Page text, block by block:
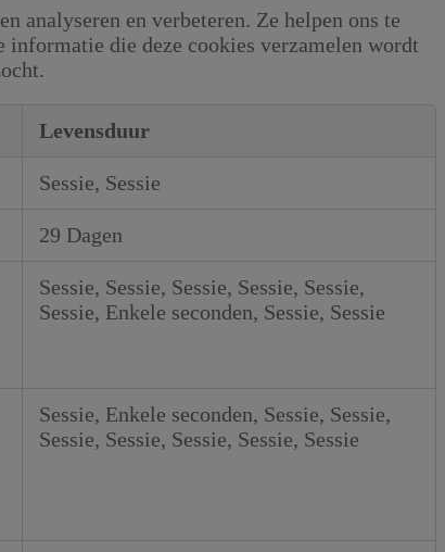
analyseren en verbeteren. Ze helpen ons te
informatie die deze cookies verzamelen wordt
Levensduur
Sessie, Sessie
29 Dagen
Sessie, Sessie, Sessie, Sessie, Sessie,
Sessie, Enkele seconden, Sessie, Sessie
Sessie, Enkele seconden, Sessie, Sessie,
Sessie, Sessie, Sessie, Sessie, Sessie